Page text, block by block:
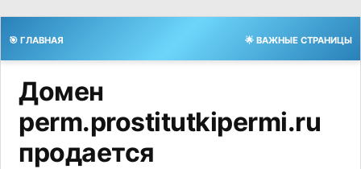
🎯 ГЛАВНАЯ 🌟 ВАЖНЫЕ СТРАНИЦЫ
Домен
perm.prostitutkipermi.ru
продается